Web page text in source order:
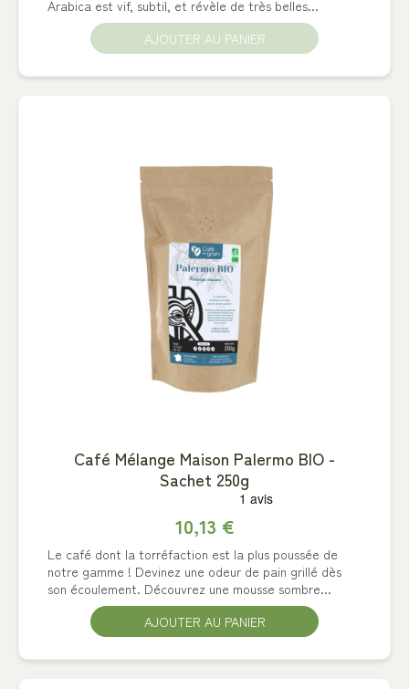
Arabica est vif, subtil, et révèle de très belles...
AJOUTER AU PANIER
Café Mélange Maison Palermo BIO -
Sachet 250g
10,13 €
Le café dont la torréfaction est la plus poussée de
notre gamme ! Devinez une odeur de pain grillé dès
son écoulement. Découvrez une mousse sombre...
AJOUTER AU PANIER